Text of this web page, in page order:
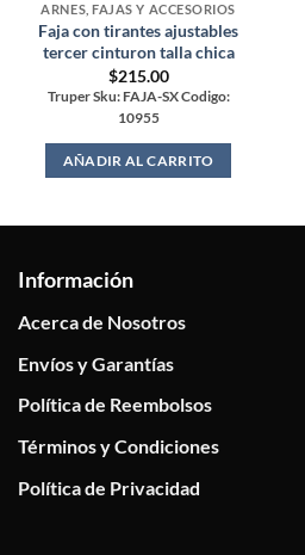
ARNES, FAJAS Y ACCESORIOS
Faja con tirantes ajustables
tercer cinturon talla chica
$215.00
Truper Sku: FAJA-SX Codigo:
10955
AÑADIR AL CARRITO
Información
Acerca de Nosotros
Envíos y Garantías
Política de Reembolsos
Términos y Condiciones
Política de Privacidad